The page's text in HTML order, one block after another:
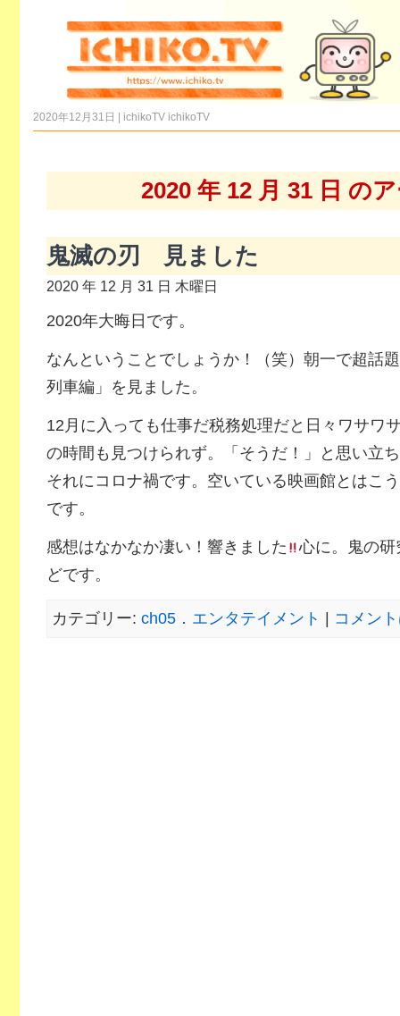
2020年12月31日 | ichikoTV ichikoTV
2020 年 12 月 31 日 の
鬼滅の刃 見ました
2020 年 12 月 31 日 木曜日
2020年大晦日です。
なんということでしょうか！（笑）朝一で超話
列車編」を見ました。
12月に入っても仕事だ税務処理だと日々ワサワ
の時間も見つけられず。「そうだ！」と思い立
それにコロナ禍です。空いている映画館とはこ
です。
感想はなかなか凄い！響きました
心に。鬼の
どです。
カテゴリー: ch05．エンタテイメント コメン